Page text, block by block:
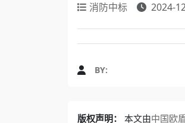
消防中标 2024-
BY:
版权声明： 本文由中国欧